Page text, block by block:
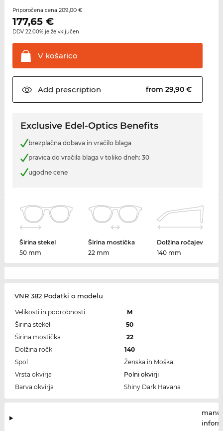
Priporočena cena 209,00 €
177,65€
DDV 22.00% je že vključen
Vkošarico
Add prescription from 29,90 €
Exclusive Edel-Optics Benefits
brezplačna dobava in vračilo blaga
pravica do vračila blaga v toliko dneh: 30
ugodne cene
Širina stekel
50 mm
Širina mostička
22 mm
Dolžina ročajev
140 mm
VNR 382 Podatki o modelu
Velikosti in podrobnosti
M
Širina stekel
50
Širina mostička
22
Dolžina ročk
140
Spol
Ženska in Moška
Vrsta okvirja
Polni okvirji
Barva okvirja
Shiny Dark Havana